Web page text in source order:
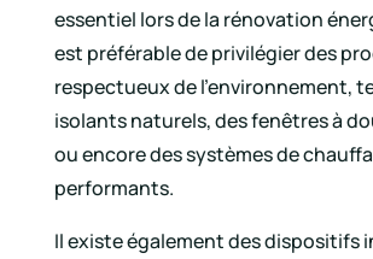
essentiel lors de la rénovation
est préférable de privilégier des
respectueux de l’environnement,
isolants naturels, des fenêtres à
ou encore des systèmes de
performants.
Il existe également des dispositifs